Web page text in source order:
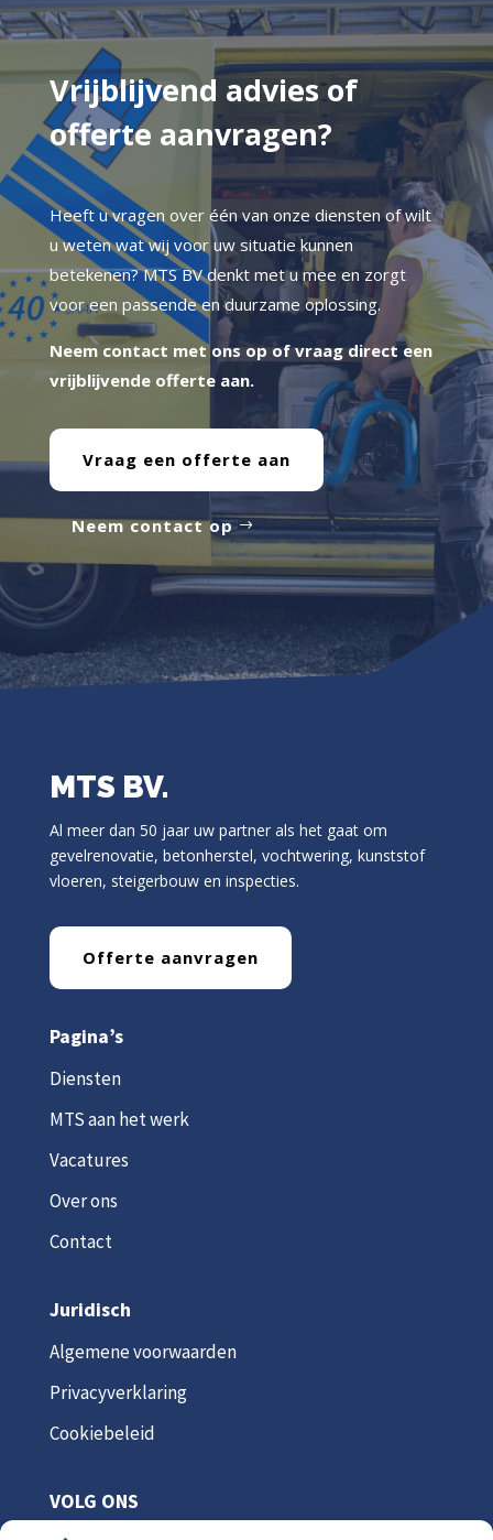
Vrijblijvend advies of
offerte aanvragen?
Heeft u vragen over één van onze diensten of wilt
u weten wat wij voor uw situatie kunnen
betekenen? MTS BV denkt met u mee en zorgt
voor een passende en duurzame oplossing.
Neem contact met ons op of vraag direct een
vrijblijvende offerte aan.
Vraag een offerte aan
Neem contact op
MTS BV.
Al meer dan 50 jaar uw partner als het gaat om
gevelrenovatie, betonherstel, vochtwering, kunststof
vloeren, steigerbouw en inspecties.
Offerte aanvragen
Pagina’s
Diensten
MTS aan het werk
Vacatures
Over ons
Contact
Juridisch
Algemene voorwaarden
Privacyverklaring
Cookiebeleid
VOLG ONS